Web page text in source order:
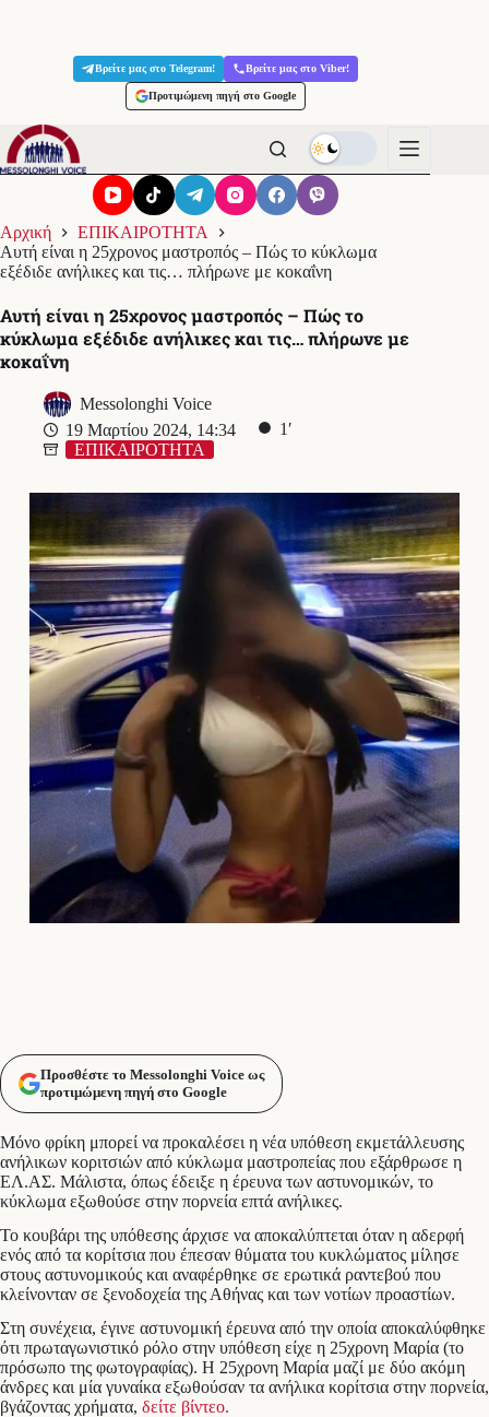
Βρείτε μας στο Telegram! Βρείτε μας στο Viber!
Προτιμώμενη πηγή στο Google
Αρχική
ΕΠΙΚΑΙΡΟΤΗΤΑ
Αυτή είναι η 25χρονος μαστροπός – Πώς το κύκλωμα
εξέδιδε ανήλικες και τις… πλήρωνε με κοκαΐνη
Αυτή είναι η 25χρονος μαστροπός – Πώς το
κύκλωμα εξέδιδε ανήλικες και τις… πλήρωνε με
κοκαΐνη
Messolonghi Voice
19 Μαρτίου 2024, 14:34
1′
ΕΠΙΚΑΙΡΟΤΗΤΑ
Προσθέστε το Messolonghi Voice ως
προτιμώμενη πηγή στο Google
Μόνο φρίκη μπορεί να προκαλέσει η νέα υπόθεση εκμετάλλευσης
ανήλικων κοριτσιών από κύκλωμα μαστροπείας που εξάρθρωσε η
ΕΛ.ΑΣ. Μάλιστα, όπως έδειξε η έρευνα των αστυνομικών, το
κύκλωμα εξωθούσε στην πορνεία επτά ανήλικες.
Το κουβάρι της υπόθεσης άρχισε να αποκαλύπτεται όταν η αδερφή
ενός από τα κορίτσια που έπεσαν θύματα του κυκλώματος μίλησε
στους αστυνομικούς και αναφέρθηκε σε ερωτικά ραντεβού που
κλείνονταν σε ξενοδοχεία της Αθήνας και των νοτίων προαστίων.
Στη συνέχεια, έγινε αστυνομική έρευνα από την οποία αποκαλύφθηκε
ότι πρωταγωνιστικό ρόλο στην υπόθεση είχε η 25χρονη Μαρία (το
πρόσωπο της φωτογραφίας). Η 25χρονη Μαρία μαζί με δύο ακόμη
άνδρες και μία γυναίκα εξωθούσαν τα ανήλικα κορίτσια στην πορνεία,
βγάζοντας χρήματα, δείτε βίντεο.